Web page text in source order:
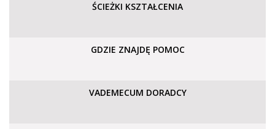
ŚCIEŻKI KSZTAŁCENIA
GDZIE ZNAJDĘ POMOC
VADEMECUM DORADCY